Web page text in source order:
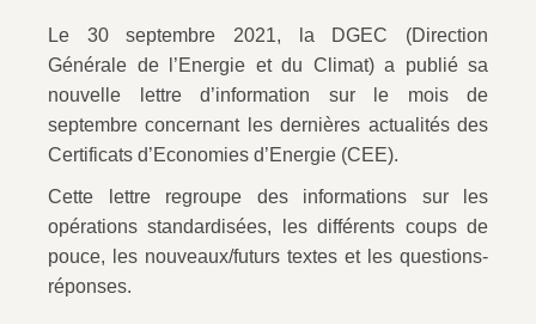
Le 30 septembre 2021, la DGEC (Direction
Générale de l’Energie et du Climat) a publié sa
nouvelle lettre d’information sur le mois de
septembre concernant les dernières actualités des
Certificats d’Economies d’Energie (CEE).
Cette lettre regroupe des informations sur les
opérations standardisées, les différents coups de
pouce, les nouveaux/futurs textes et les questions-
réponses.